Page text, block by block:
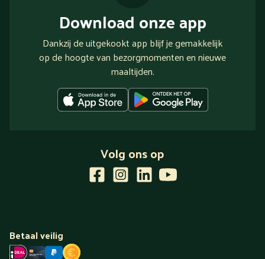
Download onze app
Dankzij de uitgekookt app blijf je gemakkelijk
op de hoogte van bezorgmomenten en nieuwe
maaltijden.
Volg ons op
Betaal veilig